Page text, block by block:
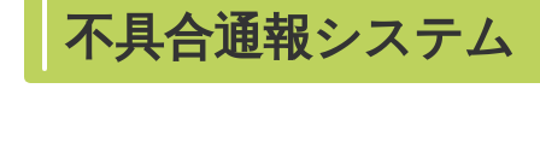
不具合通報システム